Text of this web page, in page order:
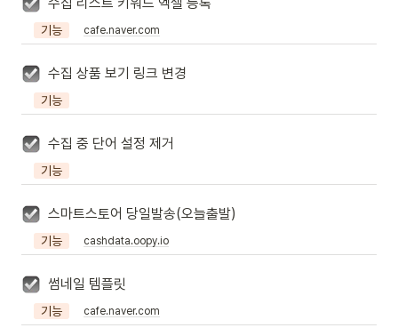
기능 cafe.naver.com
수집 상품 보기 링크 변경
기능
수집 중 단어 설정 제거
기능
스마트스토어 당일발송(오늘출발)
기능 cashdata.oopy.io
썸네일 템플릿
기능 cafe.naver.com